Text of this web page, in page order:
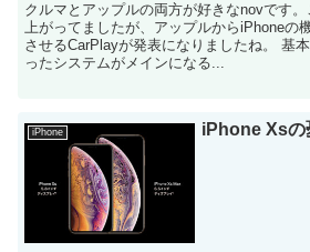
クルマとアップルの両方が好きなnovです
上がってましたが、アップルからiPhoneの
させるCarPlayが発表になりましたね。 基
ったシステムがメインになる...
iPhone iPhone Xsの